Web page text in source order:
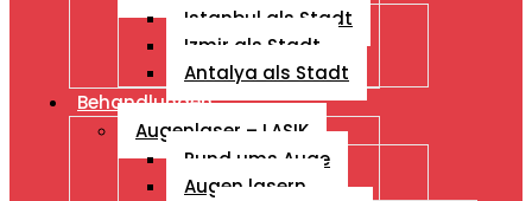
Istanbul als Stadt
Izmir als Stadt
Antalya als Stadt
Behandlungen
Augenlaser – LASIK
Rund ums Auge
Augen lasern